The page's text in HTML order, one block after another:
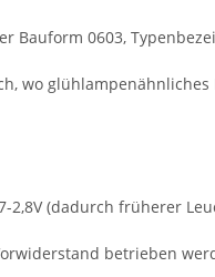
Bauform 0603,
wo
2,8V (dadurch früherer
betrieben